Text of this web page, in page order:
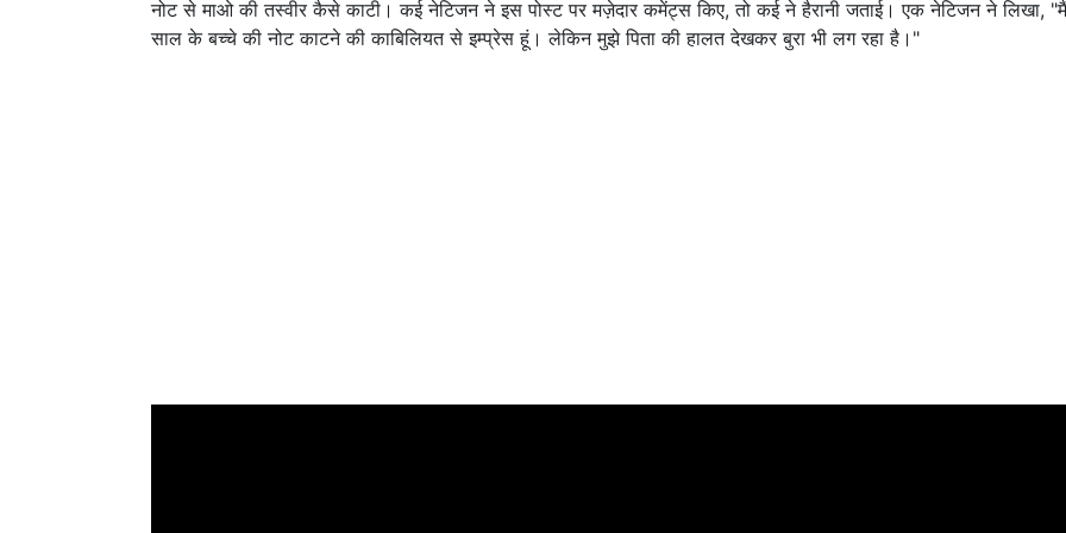
नोट से माओ की तस्वीर कैसे काटी। कई नेटिजन ने इस पोस्ट पर मज़ेदार कमेंट्स किए, तो कई ने हैरानी जताई। एक नेटिजन ने लिखा,
साल के बच्चे की नोट काटने की काबिलियत से इम्प्रेस हूं। लेकिन मुझे पिता की हालत देखकर बुरा भी लग रहा है।"